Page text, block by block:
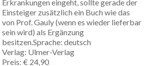
Erkrankungen eingeht, sollte gerade der
Einsteiger zusätzlich ein Buch wie das
von Prof. Gauly (wenn es wieder lieferbar
sein wird) als Ergänzung
besitzen.Sprache: deutsch
Verlag: Ulmer-Verlag
Preis: € 24,90